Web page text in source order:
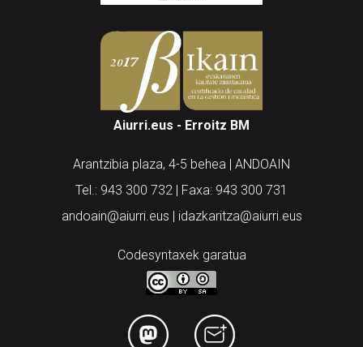
Aiurri.eus - Erroitz BM
Arantzibia plaza, 4-5 behea | ANDOAIN
Tel.: 943 300 732 | Faxa: 943 300 731
andoain@aiurri.eus | idazkaritza@aiurri.eus
Codesyntaxek garatua